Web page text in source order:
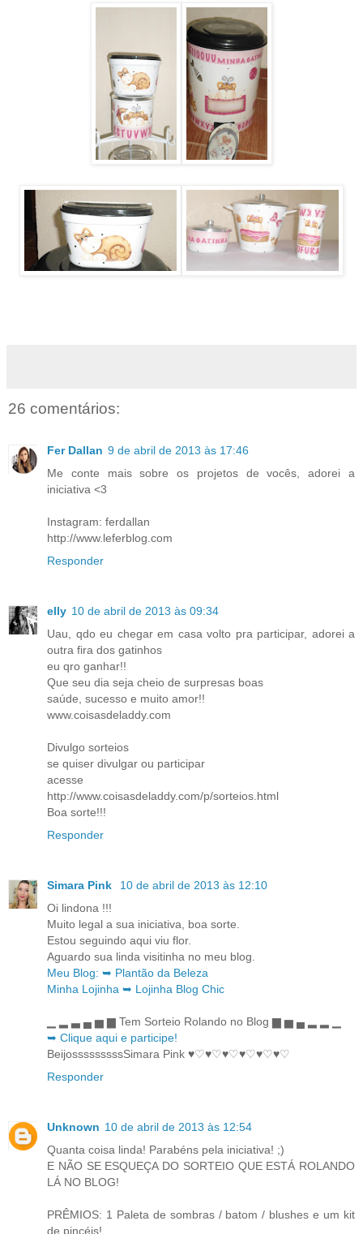
26 comentários:
Fer Dallan 9 de abril de 2013 às 17:46
Me conte mais sobre os projetos de vocês, adorei a
iniciativa <3
Instagram: ferdallan
http://www.leferblog.com
Responder
elly 10 de abril de 2013 às 09:34
Uau, qdo eu chegar em casa volto pra participar, adorei a
outra fira dos gatinhos
eu qro ganhar!!
Que seu dia seja cheio de surpresas boas
saúde, sucesso e muito amor!!
www.coisasdeladdy.com
Divulgo sorteios
se quiser divulgar ou participar
acesse
http://www.coisasdeladdy.com/p/sorteios.html
Boa sorte!!!
Responder
Simara Pink
10 de abril de 2013 às 12:10
Oi lindona !!!
Muito legal a sua iniciativa, boa sorte.
Estou seguindo aqui viu flor.
Aguardo sua linda visitinha no meu blog.
Meu Blog: ➥ Plantão da Beleza
Minha Lojinha ➥ Lojinha Blog Chic
▁ ▂ ▃ ▄ ▅ ▆ Tem Sorteio Rolando no Blog ▆ ▅ ▄ ▂ ▂ ▁
➥ Clique aqui e participe!
BeijosssssssssSimara Pink ♥♡♥♡♥♡♥♡♥♡♥♡
Responder
Unknown 10 de abril de 2013 às 12:54
Quanta coisa linda! Parabéns pela iniciativa! ;)
E NÃO SE ESQUEÇA DO SORTEIO QUE ESTÁ ROLANDO
LÁ NO BLOG!
PRÊMIOS: 1 Paleta de sombras / batom / blushes e um kit
de pincéis!